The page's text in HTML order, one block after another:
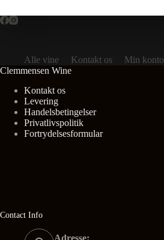
Alle vine Kontakt os
Min konto
Clemmensen Wine
Kontakt os
Levering
Handelsbetingelser
Privatlivspolitik
Fortrydelsesformular
Contact Info